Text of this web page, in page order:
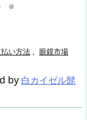
い方法 , 眼鏡市場
by 白カイゼル髭